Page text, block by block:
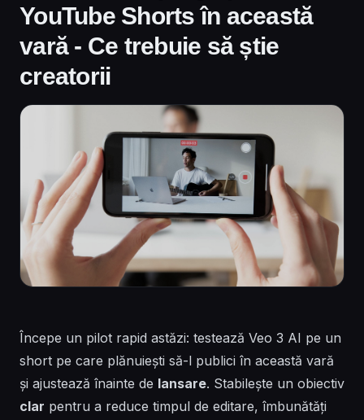
YouTube Shorts în această
vară - Ce trebuie să știe
creatorii
Începe un pilot rapid astăzi: testează Veo 3 AI pe un
short pe care plănuiești să-l publici în această vară
și ajustează înainte de lansare. Stabilește un obiectiv
clar pentru a reduce timpul de editare, îmbunătăți